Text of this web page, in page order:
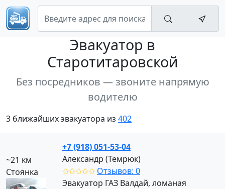
Эвакуатор в
Старотитаровской
Без посредников — звоните напрямую
водителю
3 ближайших эвакуатора из 402
~21 км
Стоянка
+7 (918) 051-53-04
Александр (Темрюк)
✩✩✩✩✩ Отзывов: 0
Эвакуатор ГАЗ Валдай, ломаная